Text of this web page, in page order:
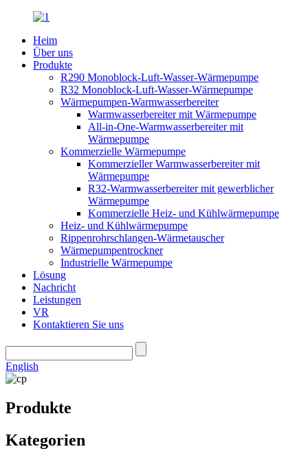
Heim
Über uns
Produkte
R290 Monoblock-Luft-Wasser-Wärmepumpe
R32 Monoblock-Luft-Wasser-Wärmepumpe
Wärmepumpen-Warmwasserbereiter
Warmwasserbereiter mit Wärmepumpe
All-in-One-Warmwasserbereiter mit
Wärmepumpe
Kommerzielle Wärmepumpe
Kommerzieller Warmwasserbereiter mit
Wärmepumpe
R32-Warmwasserbereiter mit gewerblicher
Wärmepumpe
Kommerzielle Heiz- und Kühlwärmepumpe
Heiz- und Kühlwärmepumpe
Rippenrohrschlangen-Wärmetauscher
Wärmepumpentrockner
Industrielle Wärmepumpe
Lösung
Nachricht
Leistungen
VR
Kontaktieren Sie uns
English
Produkte
Kategorien